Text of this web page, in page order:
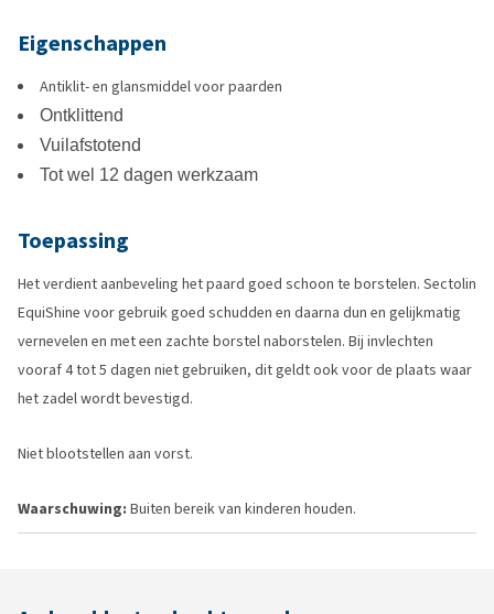
Eigenschappen
Antiklit- en glansmiddel voor paarden
Ontklittend
Vuilafstotend
Tot wel 12 dagen werkzaam
Toepassing
Het verdient aanbeveling het paard goed schoon te borstelen. Sectolin
EquiShine voor gebruik goed schudden en daarna dun en gelijkmatig
vernevelen en met een zachte borstel naborstelen. Bij invlechten
vooraf 4 tot 5 dagen niet gebruiken, dit geldt ook voor de plaats waar
het zadel wordt bevestigd.
Niet blootstellen aan vorst.
Waarschuwing: Buiten bereik van kinderen houden.